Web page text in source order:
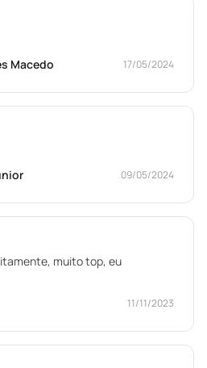
Macedo
17/05/2024
09/05/2024
muito top, eu
11/11/2023